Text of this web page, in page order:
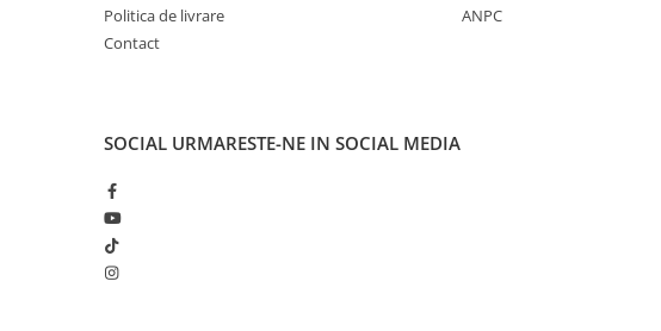
Politica de livrare
Contact
ANPC
SOCIAL URMARESTE-NE IN SOCIAL MEDIA